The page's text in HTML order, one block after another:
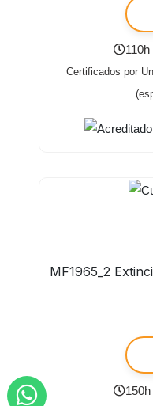
Certificados por
MF1965_2
150h